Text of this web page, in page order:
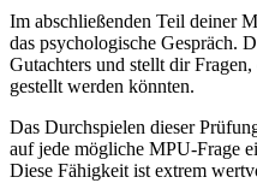
Im abschließenden Teil deiner
das psychologische Gespräch.
Gutachters und stellt dir
gestellt werden könnten.
Das Durchspielen dieser
auf jede mögliche MPU-Frage
Diese Fähigkeit ist extrem